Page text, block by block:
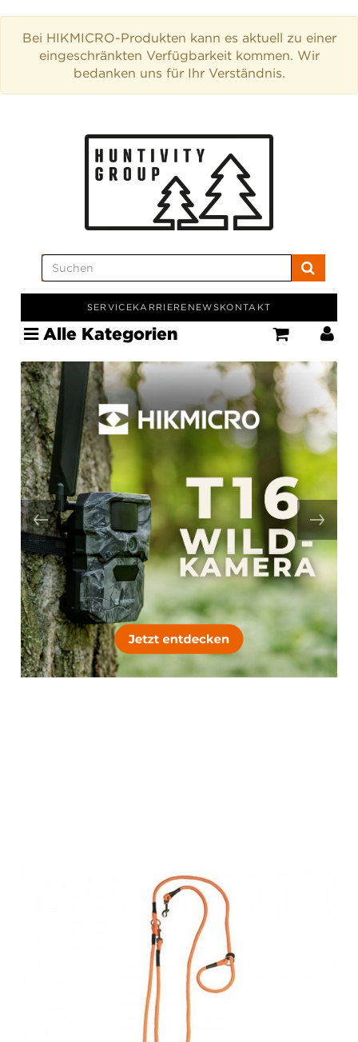
Bei HIKMICRO-Produkten kann es aktuell zu einer
eingeschränkten Verfügbarkeit kommen. Wir
bedanken uns für Ihr Verständnis.
SERVICEKARRIERE NEWSKONTAKT
Alle Kategorien